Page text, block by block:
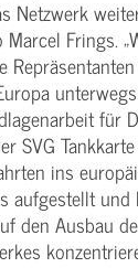
Netzwerk
Marcel Frings.
für
SVG
ins
aufgestellt und
den Ausbau